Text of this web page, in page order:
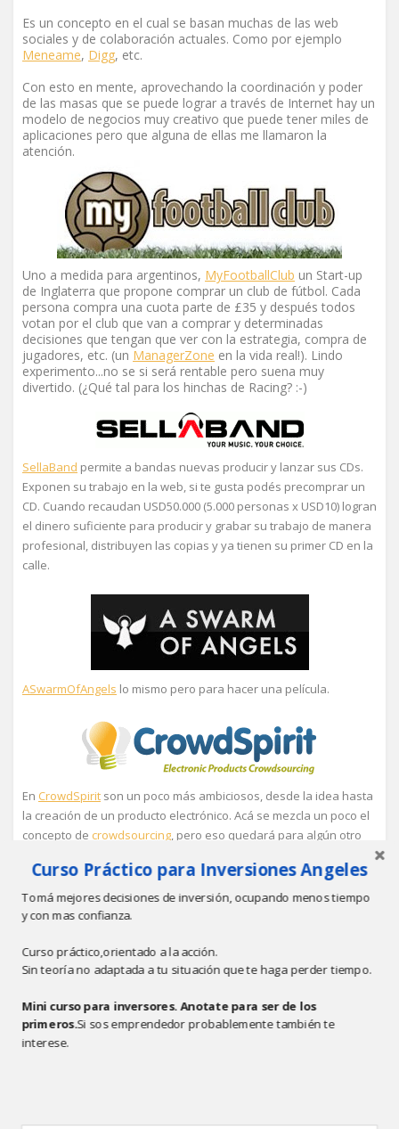
Es un concepto en el cual se basan muchas de las web
sociales y de colaboración actuales. Como por ejemplo
Meneame, Digg, etc.
Con esto en mente, aprovechando la coordinación y poder
de las masas que se puede lograr a través de Internet hay un
modelo de negocios muy creativo que puede tener miles de
aplicaciones pero que alguna de ellas me llamaron la
atención.
Uno a medida para argentinos, MyFootballClub un Start-up
de Inglaterra que propone comprar un club de fútbol. Cada
persona compra una cuota parte de £35 y después todos
votan por el club que van a comprar y determinadas
decisiones que tengan que ver con la estrategia, compra de
jugadores, etc. (un ManagerZone en la vida real!). Lindo
experimento...no se si será rentable pero suena muy
divertido. (¿Qué tal para los hinchas de Racing? :-)
SellaBand permite a bandas nuevas producir y lanzar sus CDs.
Exponen su trabajo en la web, si te gusta podés precomprar un
CD. Cuando recaudan USD50.000 (5.000 personas x USD10) logran
el dinero suficiente para producir y grabar su trabajo de manera
profesional, distribuyen las copias y ya tienen su primer CD en la
calle.
ASwarmOfAngels lo mismo pero para hacer una película.
En CrowdSpirit son un poco más ambiciosos, desde la idea hasta
la creación de un producto electrónico. Acá se mezcla un poco el
concepto de crowdsourcing, pero eso quedará para algún otro
Acá un artículo muy interesante del concepto general.
Incluso se podría aplicar para financiar nuevos
¿estarían dispuestos a invertir? ¿sería interesante,
no?…:-)
Curso Práctico para Inversiones Angeles
Tomá mejores decisiones de inversión, ocupando menos tiempo
y con mas confianza.
Curso práctico,orientado a la acción.
Sin teoría no adaptada a tu situación que te haga perder tiempo.
Mini curso para inversores. Anotate para ser de los
primeros.Si sos emprendedor probablemente también te
interese.